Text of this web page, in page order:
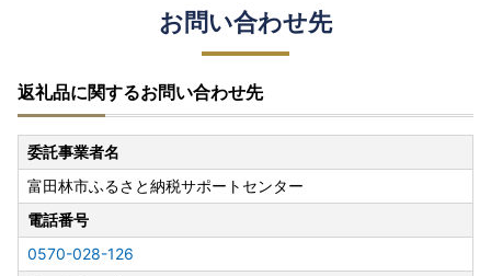
お問い合わせ先
返礼品に関するお問い合わせ先
委託事業者名
富田林市ふるさと納税サポートセンター
電話番号
0570-028-126